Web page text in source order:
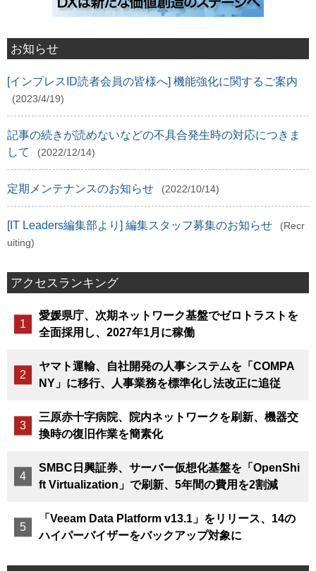
お知らせ
[インプレスID読者会員の皆様へ] 機能強化に関するご案内
(2023/4/19)
記事の続きが読めないなどの不具合発生時の対応につきま
して
(2022/12/14)
定期メンテナンスのお知らせ (2022/10/14)
[IT Leaders編集部より] 編集スタッフ募集のお知らせ
(Recr
uiting)
アクセスランキング
愛媛県庁、次期ネットワーク基盤でゼロトラストを
全面採用し、2027年1月に稼働
ヤマト運輸、自社開発の人事システムを「COMPA
NY」に移行、人事業務を標準化し法改正に追従
三原赤十字病院、院内ネットワークを刷新、機器交
換時の復旧作業を簡素化
SMBC日興証券、サーバー仮想化基盤を「OpenShi
ft Virtualization」で刷新、5年間の費用を2割減
「Veeam Data Platform v13.1」をリリース、14の
ハイパーバイザーをバックアップ対象に